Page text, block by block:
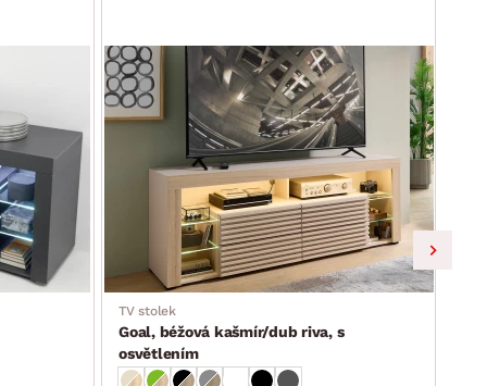
TV stolek
Goal, béžová kašmír/dub riva, s
osvětlením